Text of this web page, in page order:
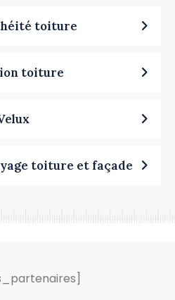
toiture
toiture
toiture et façade